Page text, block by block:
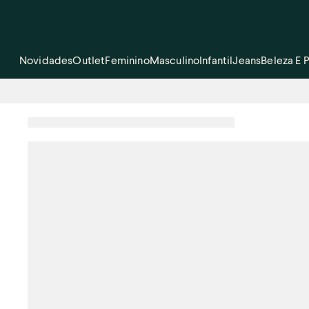
NovidadesOutletFemininoMasculinoInfantilJeansBeleza E